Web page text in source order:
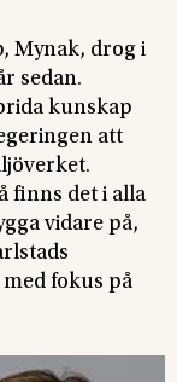
Mynak, drog i
sedan.
kunskap
att
finns det i alla
vidare på,
fokus på